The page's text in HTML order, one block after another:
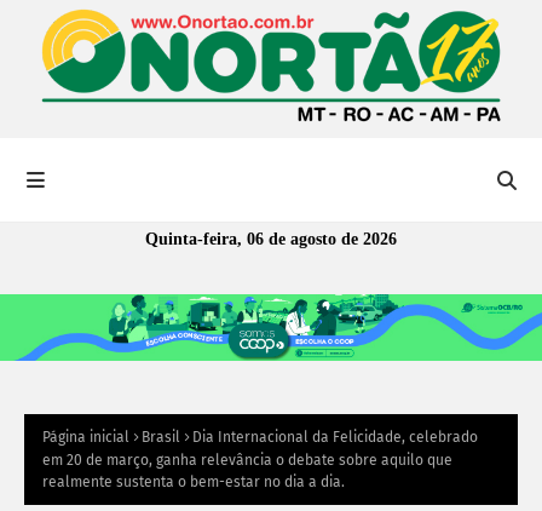
Quinta-feira, 06 de agosto de 2026
Página inicial Brasil
Dia Internacional da Felicidade, celebrado
em 20 de março, ganha relevância o debate sobre aquilo que
realmente sustenta o bem-estar no dia a dia.